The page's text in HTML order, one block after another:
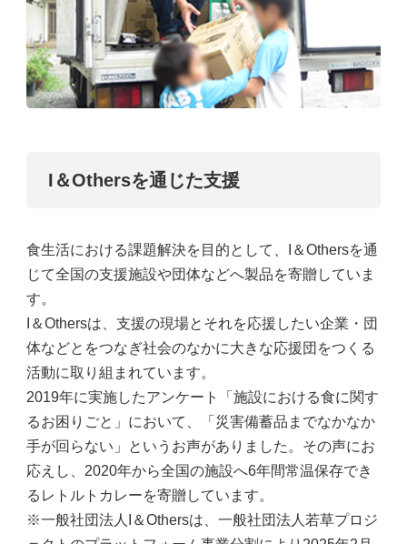
I＆Othersを通じた支援
食生活における課題解決を目的として、I＆Othersを通
じて全国の支援施設や団体などへ製品を寄贈していま
す。
I＆Othersは、支援の現場とそれを応援したい企業・団
体などとをつなぎ社会のなかに大きな応援団をつくる
活動に取り組まれています。
2019年に実施したアンケート「施設における食に関す
るお困りごと」において、「災害備蓄品までなかなか
手が回らない」というお声がありました。その声にお
応えし、2020年から全国の施設へ6年間常温保存でき
るレトルトカレーを寄贈しています。
※一般社団法人I＆Othersは、一般社団法人若草プロジ